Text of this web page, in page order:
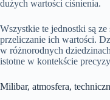
dużych wartości ciśnienia.
Wszystkie te jednostki są
przeliczanie ich wartości.
w różnorodnych
istotne w kontekście
Milibar, atmosfera,